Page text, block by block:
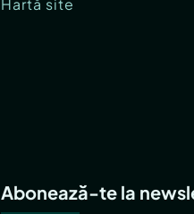
Hartă site
Abonează-te la